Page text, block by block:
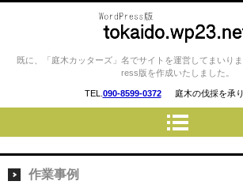
庭木カッターズ / 立木の伐
刈り、コンクリート・ウッ
ッキの撤去、物置・プレハ
車庫・カーポートの解体
を承ります。 平塚市・
既に、「庭木カッターズ」名でサイトを運営してまいり
ress版を作成いたしました。
TEL. 090-8599-0372 庭木の伐採を承り
作業事例